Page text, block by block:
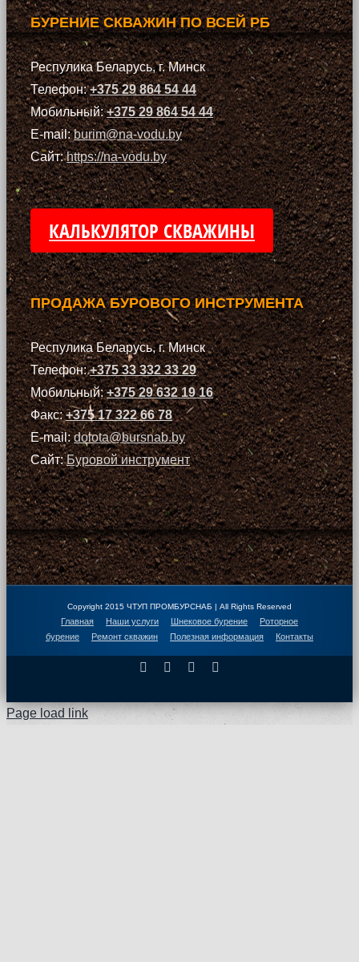
БУРЕНИЕ СКВАЖИН ПО ВСЕЙ РБ
Респулика Беларусь, г. Минск
Телефон:+375 29 864 54 44
Мобильный:+375 29 864 54 44
E-mail:burim@na-vodu.by
Сайт:https://na-vodu.by
КАЛЬКУЛЯТОР СКВАЖИНЫ
ПРОДАЖА БУРОВОГО ИНСТРУМЕНТА
Респулика Беларусь, г. Минск
Телефон:+375 33 332 33 29
Мобильный:+375 29 632 19 16
Факс:+375 17 322 66 78
E-mail:dolota@bursnab.by
Сайт:Буровой инструмент
Copyright 2015 ЧТУП ПРОМБУРСНАБ | All Rights Reserved
Главная Наши услуги Шнековое бурение
Роторное
бурение
Ремонт скважин Полезная информация Контакты
Facebook Instagram
Page load link